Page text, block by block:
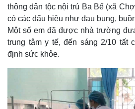
thông dân tộc nội trú Ba Bể (xã
có các dấu hiệu như đau bụng,
Một số em đã được nhà trường
trung tâm y tế, đến sáng 2/10 tất
định sức khỏe.